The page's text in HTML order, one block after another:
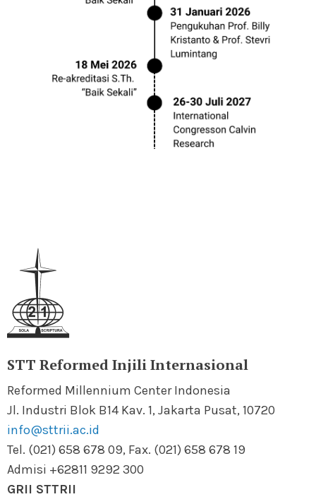
STT Reformed Injili Internasional
Reformed Millennium Center Indonesia
Jl. Industri Blok B14 Kav. 1, Jakarta Pusat, 10720
info@sttrii.ac.id
Tel. (021) 658 678 09, Fax. (021) 658 678 19
Admisi +62811 9292 300
GRII STTRII